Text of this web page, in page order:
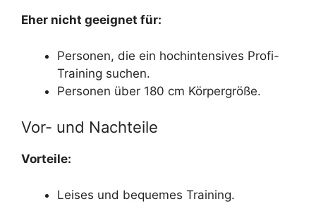
Eher nicht geeignet für:
Personen, die ein hochintensives Profi-
Training suchen.
Personen über 180 cm Körpergröße.
Vor- und Nachteile
Vorteile:
Leises und bequemes Training.